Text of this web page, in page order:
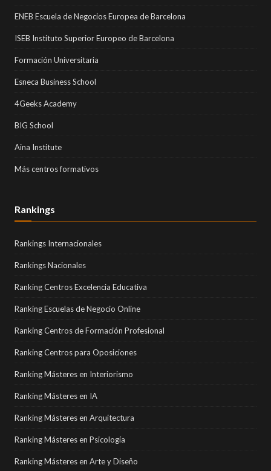
ENEB Escuela de Negocios Europea de Barcelona
ISEB Instituto Superior Europeo de Barcelona
Formación Universitaria
Esneca Business School
4Geeks Academy
BIG School
Aina Institute
Más centros formativos
Rankings
Rankings Internacionales
Rankings Nacionales
Ranking Centros Excelencia Educativa
Ranking Escuelas de Negocio Online
Ranking Centros de Formación Profesional
Ranking Centros para Oposiciones
Ranking Másteres en Interiorismo
Ranking Másteres en IA
Ranking Másteres en Arquitectura
Ranking Másteres en Psicología
Ranking Másteres en Arte y Diseño